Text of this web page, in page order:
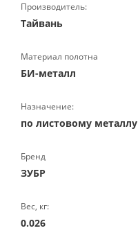
Производитель:
Тайвань
Материал полотна
БИ-металл
Назначение:
по листовому металлу
Бренд
ЗУБР
Вес, кг:
0.026